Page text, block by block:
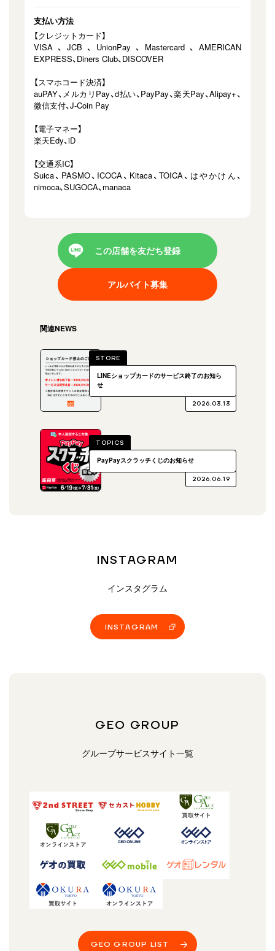
支払い方法
【クレジットカード】
VISA、JCB、UnionPay、Mastercard、AMERICAN
EXPRESS、Diners Club、DISCOVER
【スマホコード決済】
auPAY、メルカリPay、d払い、PayPay、楽天Pay、Alipay+、
微信支付、J-Coin Pay
【電子マネー】
楽天Edy、iD
【交通系IC】
Suica、PASMO、ICOCA、Kitaca、TOICA、はやかけん、
nimoca、SUGOCA、manaca
この店舗を友だち登録
アルバイト募集
関連NEWS
STORE
2026.03.13
LINEショップカードのサービス終了のお知ら
せ
TOPICS
2026.06.19
PayPayスクラッチくじのお知らせ
INSTAGRAM
インスタグラム
INSTAGRAM
GEO GROUP
グループサービスサイト一覧
GEO GROUP LIST